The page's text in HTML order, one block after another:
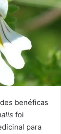
benéficas
foi
para